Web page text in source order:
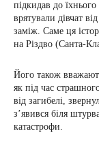
підкидав до
врятували дівчат
заміж. Саме ця
на Різдво (Санта-
Його також
як під час
від загибелі,
з’явився біля
катастрофи.